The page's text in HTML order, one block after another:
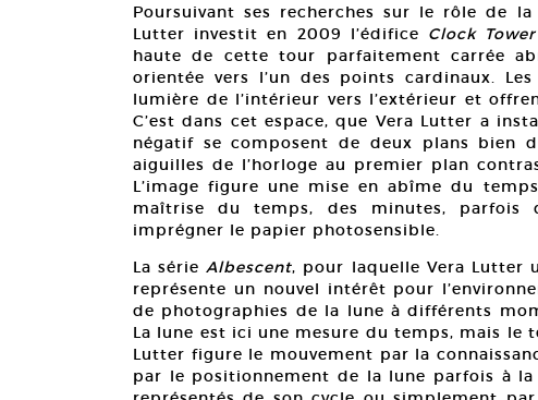
Poursuivant ses recherches sur le rôle de
Lutter investit en 2009 l’édifice Clock Tower
haute de cette tour parfaitement carrée
orientée vers l’un des points cardinaux.
lumière de l’intérieur vers l’extérieur et
C’est dans cet espace, que Vera Lutter a
négatif se composent de deux plans bien
aiguilles de l’horloge au premier plan
L’image figure une mise en abîme du
maîtrise du temps, des minutes, parfois
imprégner le papier photosensible.
La sérieAlbescent, pour laquelle Vera Lutter
représente un nouvel intérêt pour
de photographies de la lune à différents
La lune est ici une mesure du temps, mais le
Lutter figure le mouvement par la
par le positionnement de la lune parfois à